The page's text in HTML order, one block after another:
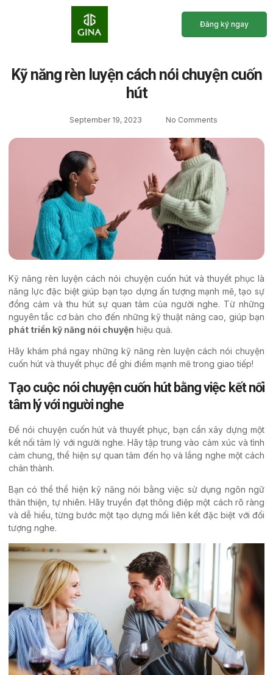
Đăng ký ngay
Kỹ năng rèn luyện cách nói chuyện cuốn
hút
September 19, 2023 No Comments
Kỹ năng rèn luyện cách nói chuyện cuốn hút và thuyết phục là
năng lực đặc biệt giúp bạn tạo dựng ấn tượng mạnh mẽ, tạo sự
đồng cảm và thu hút sự quan tâm của người nghe. Từ những
nguyên tắc cơ bản cho đến những kỹ thuật nâng cao, giúp bạn
phát triển kỹ năng nói chuyện hiệu quả.
Hãy khám phá ngay những kỹ năng rèn luyện cách nói chuyện
cuốn hút và thuyết phục để ghi điểm mạnh mẽ trong giao tiếp!
Tạo cuộc nói chuyện cuốn hút bằng việc kết nối
tâm lý với người nghe
Để nói chuyện cuốn hút và thuyết phục, bạn cần xây dựng một
kết nối tâm lý với người nghe. Hãy tập trung vào cảm xúc và tình
cảm chung, thể hiện sự quan tâm đến họ và lắng nghe một cách
chân thành.
Bạn có thể thể hiện kỹ năng nói bằng việc sử dụng ngôn ngữ
thân thiện, tự nhiên. Hãy truyền đạt thông điệp một cách rõ ràng
và dễ hiểu, từng bước một tạo dựng mối liên kết đặc biệt với đối
tượng nghe.